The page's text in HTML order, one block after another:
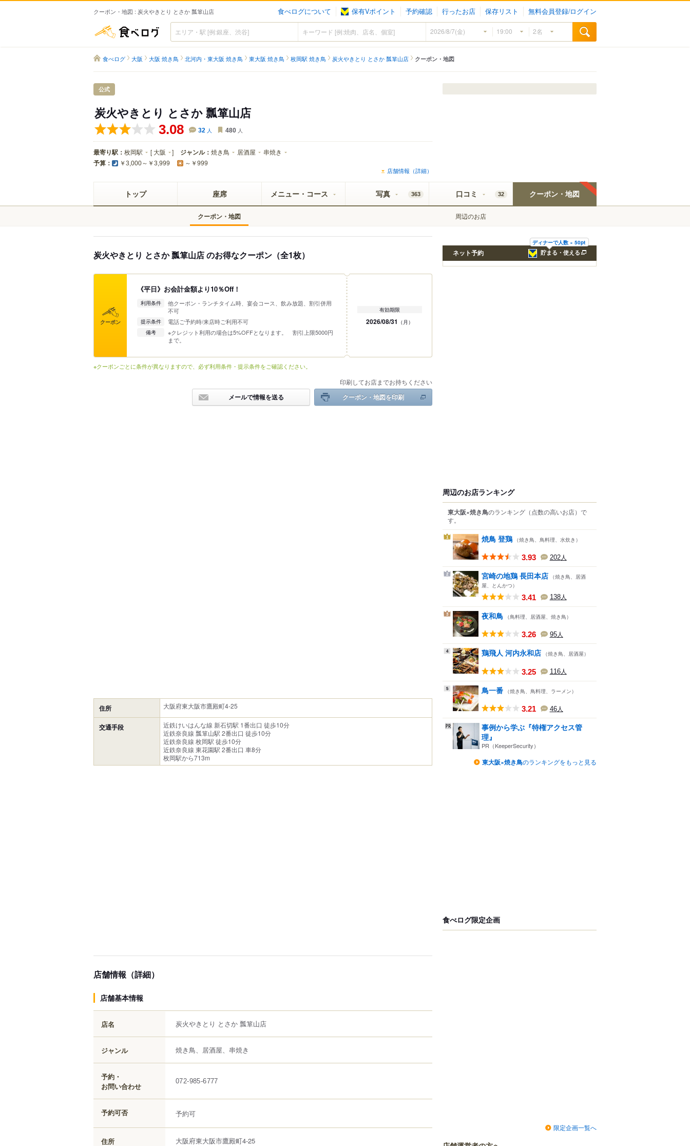
クーポン・地図 : 炭火やきとり とさか 瓢箪山店 食べログについて 保有Vポイント 予約確認 行ったお店 保存リスト 無料会員登録/ログイン
食べログ
食べログ 大阪 大阪 焼き鳥 北河内・東大阪 焼き鳥 東大阪 焼き鳥 枚岡駅 焼き鳥 炭火やきとり とさか 瓢箪山店 クーポン・地図
公式
炭火やきとり とさか 瓢箪山店
3.08 32 人 480 人
最寄り駅： 枚岡駅 [ 大阪 ] ジャンル： 焼き鳥 居酒屋 串焼き
予算： ￥3,000～￥3,999 ～￥999
店舗情報（詳細）
トップ 座席 メニュー・コース 写真 363 口コミ 32 クーポン・地図
クーポン・地図 周辺のお店
炭火やきとり とさか 瓢箪山店 のお得なクーポン（全1枚）
クーポン
《平日》お会計金額より10％Off！
利用条件
他クーポン・ランチタイム時、宴会コース、飲み放題、割引併用
不可
提示条件 電話ご予約時/来店時ご利用不可
備考
※クレジット利用の場合は5%OFFとなります。 割引上限5000円
まで。
有効期限
2026/08/31 （月）
※クーポンごとに条件が異なりますので、必ず利用条件・提示条件をご確認ください。
印刷してお店までお持ちください
メールで情報を送る クーポン・地図を印刷
住所 大阪府東大阪市鷹殿町4-25
交通手段
近鉄けいはんな線 新石切駅 1番出口 徒歩10分
近鉄奈良線 瓢箪山駅 2番出口 徒歩10分
近鉄奈良線 枚岡駅 徒歩10分
近鉄奈良線 東花園駅 2番出口 車8分
枚岡駅から713m
店舗情報（詳細）
店舗基本情報
店名 炭火やきとり とさか 瓢箪山店
ジャンル 焼き鳥、居酒屋、串焼き
予約・
お問い合わせ
072-985-6777
予約可否 予約可
住所 大阪府東大阪市鷹殿町4-25
ディナーで人数 × 50pt
貯まる・使える
ネット予約
周辺のお店ランキング
東大阪×焼き鳥のランキング （点数の高いお店） で
す。
1 焼鳥 登鶏 （焼き鳥、鳥料理、水炊き）
3.93 202人
2 宮崎の地鶏 長田本店 （焼き鳥、居酒
屋、とんかつ）
3.41 138人
3 夜和鳥 （鳥料理、居酒屋、焼き鳥）
3.26 95人
4 鶏飛人 河内永和店 （焼き鳥、居酒屋）
3.25 116人
5 鳥一番 （焼き鳥、鳥料理、ラーメン）
3.21 46人
事例から学ぶ『特権アクセス管
理』
PR（KeeperSecurity）
東大阪×焼き鳥のランキングをもっと見る
食べログ限定企画
限定企画一覧へ